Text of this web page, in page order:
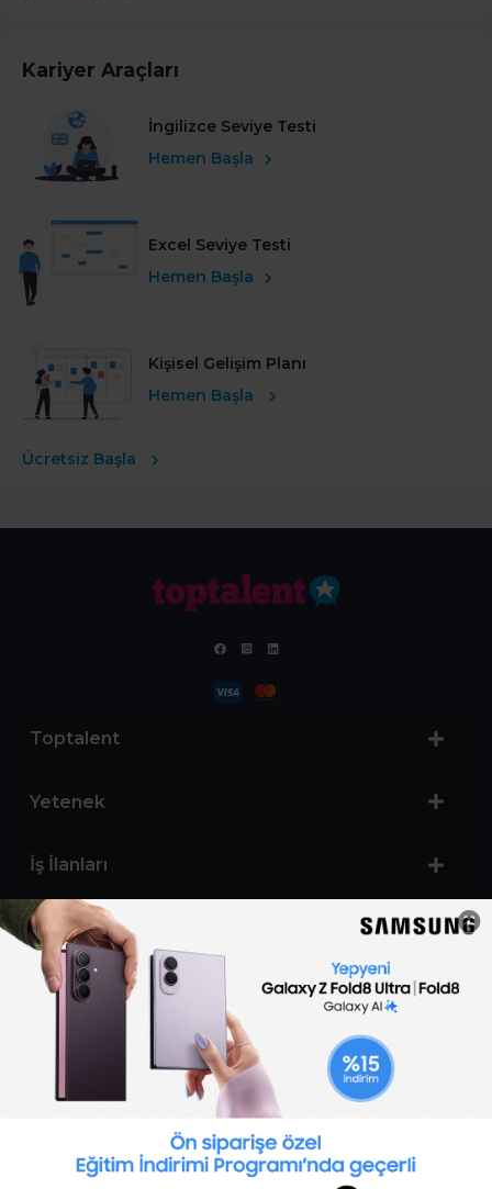
Kariyer Araçları
İngilizce Seviye Testi
Hemen Başla
Excel Seviye Testi
Hemen Başla
Kişisel Gelişim Planı
Hemen Başla
Ücretsiz Başla
Toptalent
Yetenek
İş İlanları
Sertifika Programları
Yetenek Testleri